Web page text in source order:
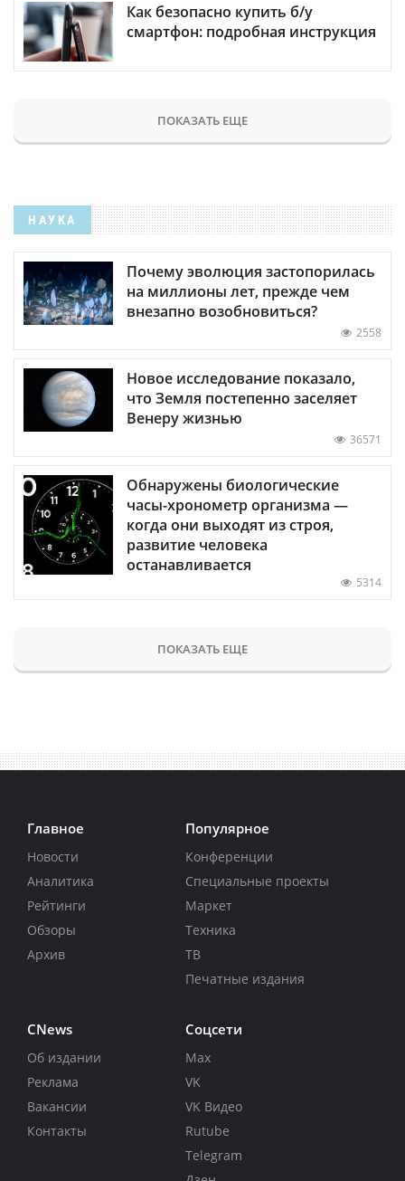
Как безопасно купить б/у
смартфон: подробная инструкция
ПОКАЗАТЬ ЕЩЕ
НАУКА
Почему эволюция застопорилась
на миллионы лет, прежде чем
внезапно возобновиться?
2558
Новое исследование показало,
что Земля постепенно заселяет
Венеру жизнью
36571
Обнаружены биологические
часы-хронометр организма —
когда они выходят из строя,
развитие человека
останавливается
5314
ПОКАЗАТЬ ЕЩЕ
Главное
Новости
Аналитика
Рейтинги
Обзоры
Архив
Популярное
Конференции
Специальные проекты
Маркет
Техника
ТВ
Печатные издания
CNews
Об издании
Реклама
Вакансии
Контакты
Соцсети
Max
VK
VK Видео
Rutube
Telegram